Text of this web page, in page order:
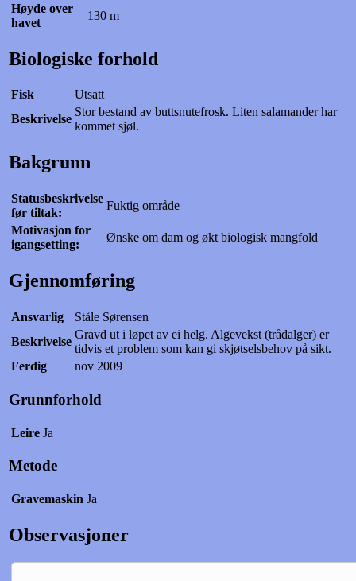
Høyde over
havet
130 m
Biologiske forhold
Fisk
Utsatt
Beskrivelse
Stor bestand av buttsnutefrosk. Liten salamander har
kommet sjøl.
Bakgrunn
Statusbeskrivelse
før tiltak:
Fuktig område
Motivasjon for
igangsetting:
Ønske om dam og økt biologisk mangfold
Gjennomføring
Ansvarlig
Ståle Sørensen
Beskrivelse
Gravd ut i løpet av ei helg. Algevekst (trådalger) er
tidvis et problem som kan gi skjøtselsbehov på sikt.
Ferdig
nov 2009
Grunnforhold
Leire Ja
Metode
Gravemaskin Ja
Observasjoner